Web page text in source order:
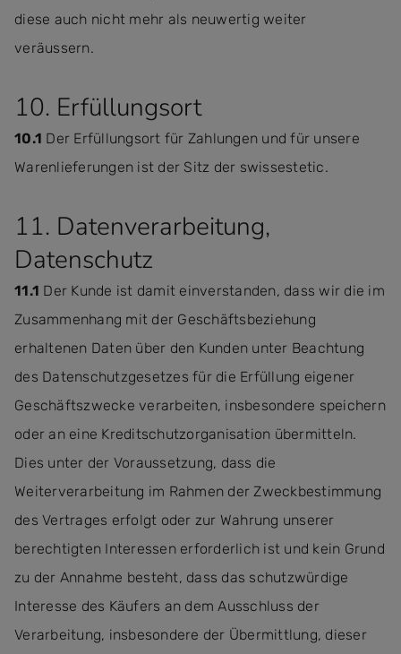
diese auch nicht mehr als neuwertig weiter
veräussern.
10. Erfüllungsort
10.1 Der Erfüllungsort für Zahlungen und für unsere
Warenlieferungen ist der Sitz der swissestetic.
11. Datenverarbeitung,
Datenschutz
11.1 Der Kunde ist damit einverstanden, dass wir die im
Zusammenhang mit der Geschäftsbeziehung
erhaltenen Daten über den Kunden unter Beachtung
des Datenschutzgesetzes für die Erfüllung eigener
Geschäftszwecke verarbeiten, insbesondere speichern
oder an eine Kreditschutzorganisation übermitteln.
Dies unter der Voraussetzung, dass die
Weiterverarbeitung im Rahmen der Zweckbestimmung
des Vertrages erfolgt oder zur Wahrung unserer
berechtigten Interessen erforderlich ist und kein Grund
zu der Annahme besteht, dass das schutzwürdige
Interesse des Käufers an dem Ausschluss der
Verarbeitung, insbesondere der Übermittlung, dieser